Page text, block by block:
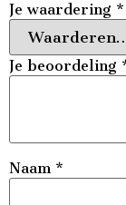
Je waardering *
Je beoordeling
Naam *